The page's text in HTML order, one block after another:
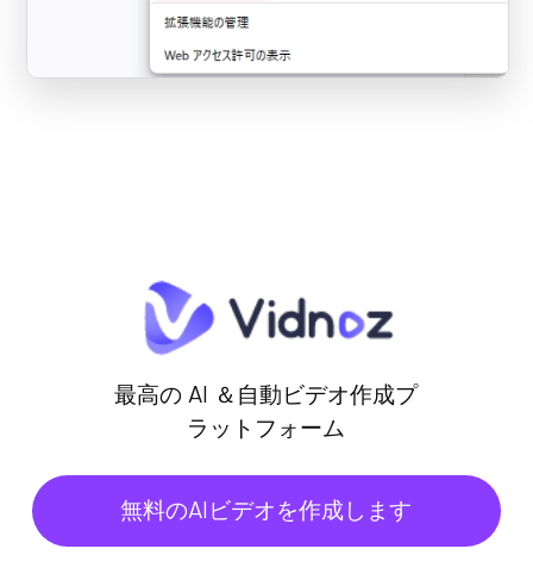
最高の AI ＆自動ビデオ作成プ
ラットフォーム
無料のAIビデオを作成します